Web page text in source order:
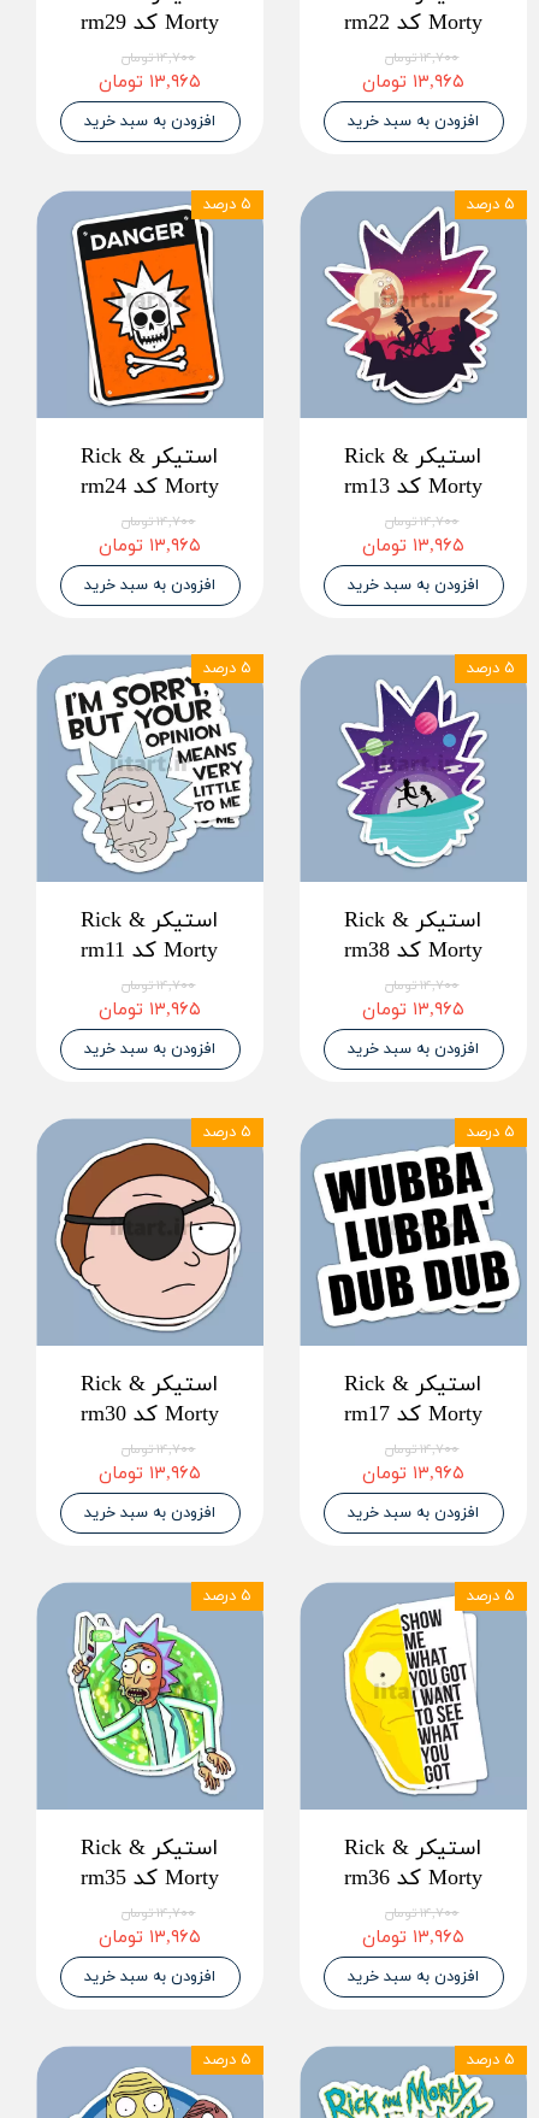
Morty کد rm22
۱۴,۷۰۰ تومان
۱۳,۹۶۵ تومان
افزودن به سبد خرید
Morty کد rm29
۱۴,۷۰۰ تومان
۱۳,۹۶۵ تومان
افزودن به سبد خرید
استیکر Rick &
Morty کد rm13
۱۴,۷۰۰ تومان
۱۳,۹۶۵ تومان
افزودن به سبد خرید
۵ درصد
استیکر Rick &
Morty کد rm24
۱۴,۷۰۰ تومان
۱۳,۹۶۵ تومان
افزودن به سبد خرید
۵ درصد
استیکر Rick &
Morty کد rm38
۱۴,۷۰۰ تومان
۱۳,۹۶۵ تومان
افزودن به سبد خرید
۵ درصد
استیکر Rick &
Morty کد rm11
۱۴,۷۰۰ تومان
۱۳,۹۶۵ تومان
افزودن به سبد خرید
۵ درصد
استیکر Rick &
Morty کد rm17
۱۴,۷۰۰ تومان
۱۳,۹۶۵ تومان
افزودن به سبد خرید
۵ درصد
استیکر Rick &
Morty کد rm30
۱۴,۷۰۰ تومان
۱۳,۹۶۵ تومان
افزودن به سبد خرید
۵ درصد
استیکر Rick &
Morty کد rm36
۱۴,۷۰۰ تومان
۱۳,۹۶۵ تومان
افزودن به سبد خرید
۵ درصد
استیکر Rick &
Morty کد rm35
۱۴,۷۰۰ تومان
۱۳,۹۶۵ تومان
افزودن به سبد خرید
۵ درصد
۵ درصد ۵ درصد